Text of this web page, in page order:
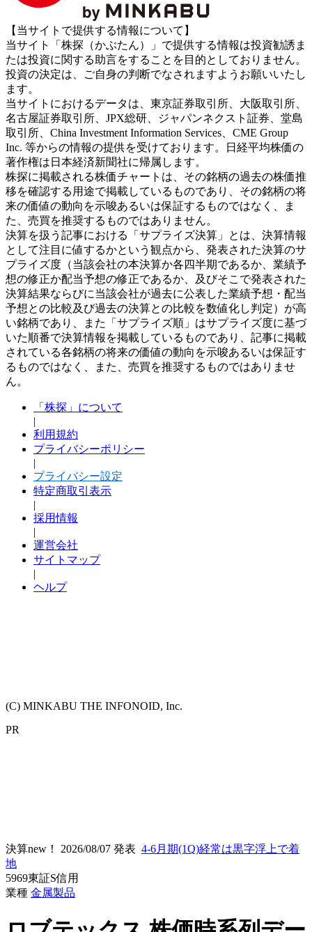
【当サイトで提供する情報について】
当サイト「株探（かぶたん）」で提供する情報は投資勧誘ま
たは投資に関する助言をすることを目的としておりません。
投資の決定は、ご自身の判断でなされますようお願いいたし
ます。
当サイトにおけるデータは、東京証券取引所、大阪取引所、
名古屋証券取引所、JPX総研、ジャパンネクスト証券、堂島
取引所、China Investment Information Services、CME Group
Inc. 等からの情報の提供を受けております。日経平均株価の
著作権は日本経済新聞社に帰属します。
株探に掲載される株価チャートは、その銘柄の過去の株価推
移を確認する用途で掲載しているものであり、その銘柄の将
来の価値の動向を示唆あるいは保証するものではなく、ま
た、売買を推奨するものではありません。
決算を扱う記事における「サプライズ決算」とは、決算情報
として注目に値するかという観点から、発表された決算のサ
プライズ度（当該会社の本決算か各四半期であるか、業績予
想の修正か配当予想の修正であるか、及びそこで発表された
決算結果ならびに当該会社が過去に公表した業績予想・配当
予想との比較及び過去の決算との比較を数値化し判定）が高
い銘柄であり、また「サプライズ順」はサプライズ度に基づ
いた順番で決算情報を掲載しているものであり、記事に掲載
されている各銘柄の将来の価値の動向を示唆あるいは保証す
るものではなく、また、売買を推奨するものではありませ
ん。
「株探」について
|
利用規約
プライバシーポリシー
|
プライバシー設定
特定商取引表示
|
採用情報
|
運営会社
サイトマップ
|
ヘルプ
(C) MINKABU THE INFONOID, Inc.
PR
決算new！ 2026/08/07 発表 4-6月期(1Q)経常は黒字浮上で着
地
5969東証S信用
業種 金属製品